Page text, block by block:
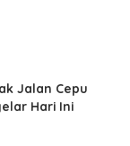
Jalan Cepu
Hari Ini